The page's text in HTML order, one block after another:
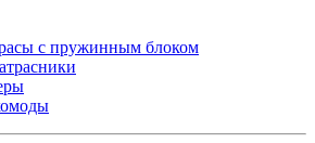
с пружинным блоком